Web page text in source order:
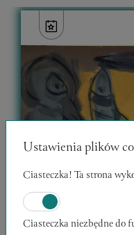
Ustawienia plików
Ciasteczka! Ta strona
Ciasteczka niezbędne do